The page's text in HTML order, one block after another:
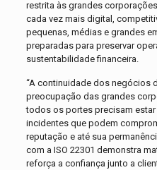
restrita às grandes
cada vez mais digital,
pequenas, médias e grandes
preparadas para preservar
sustentabilidade financeira.
“A continuidade dos negócios
preocupação das grandes
todos os portes precisam
incidentes que podem
reputação e até sua
com a ISO 22301 demonstra
reforça a confiança junto a